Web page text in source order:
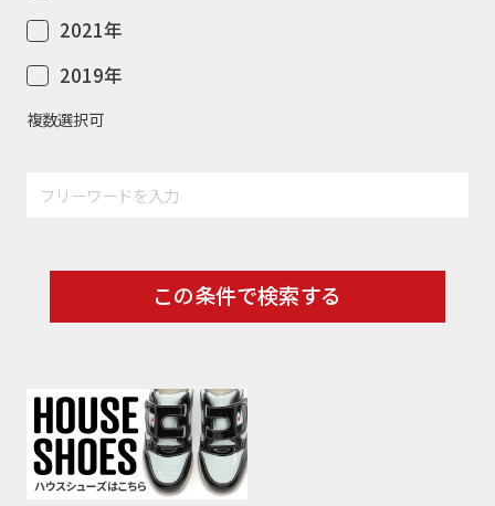
2021年
2019年
複数選択可
この条件で検索する